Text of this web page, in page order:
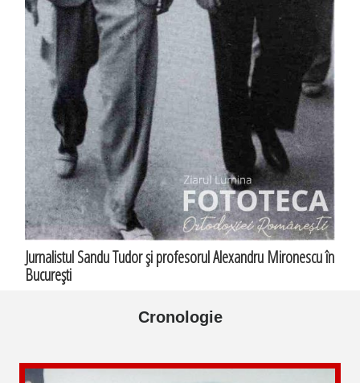
Jurnalistul Sandu Tudor şi profesorul Alexandru Mironescu în
Bucureşti
Cronologie